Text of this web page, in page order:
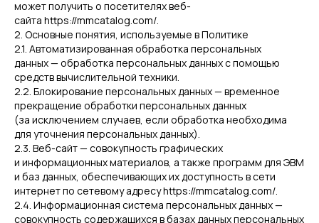
может получить о посетителях веб-
сайта https://mmcatalog.com/.
2. Основные понятия, используемые в Политике
2.1. Автоматизированная обработка персональных
данных — обработка персональных данных с помощью
средств вычислительной техники.
2.2. Блокирование персональных данных — временное
прекращение обработки персональных данных
(за исключением случаев, если обработка необходима
для уточнения персональных данных).
2.3. Веб-сайт — совокупность графических
и информационных материалов, а также программ для ЭВМ
и баз данных, обеспечивающих их доступность в сети
интернет по сетевому адресу https://mmcatalog.com/.
2.4. Информационная система персональных данных —
совокупность содержащихся в базах данных персональных